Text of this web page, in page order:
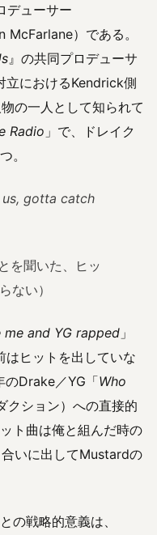
デューサー
）である。
』の共同プロデューサ
におけるKendrick側
の一人として知られて
Radio 」で、ドレイク
。
us, gotta catch
を聞いた、ヒッ
ない）
me and YG rapped 」
はヒットを出していな
のDrake／YG「Who
クション）への直接的
ト曲は俺と組んだ時の
いに出してMustardの
の戦略的意義は、